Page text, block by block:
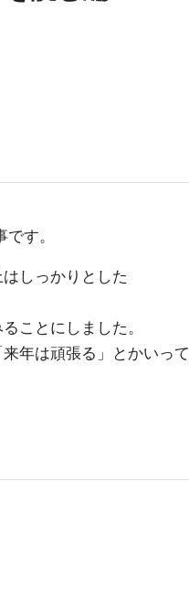
す。
しっかりとした
ことにしました。
年は頑張る」とかいって